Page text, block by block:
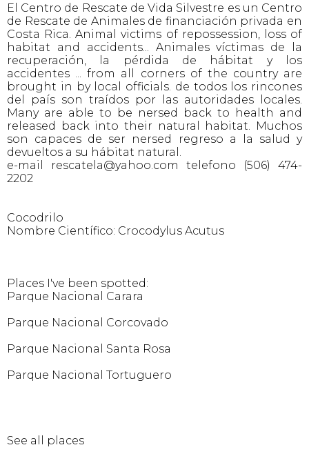
El Centro de Rescate de Vida Silvestre es un Centro
de Rescate de Animales de financiación privada en
Costa Rica. Animal victims of repossession, loss of
habitat and accidents... Animales víctimas de la
recuperación, la pérdida de hábitat y los
accidentes ... from all corners of the country are
brought in by local officials. de todos los rincones
del país son traídos por las autoridades locales.
Many are able to be nersed back to health and
released back into their natural habitat. Muchos
son capaces de ser nersed regreso a la salud y
devueltos a su hábitat natural.
e-mail rescatela@yahoo.com telefono (506) 474-
2202
Cocodrilo
Nombre Científico: Crocodylus Acutus
Places I've been spotted:
Parque Nacional Carara
Parque Nacional Corcovado
Parque Nacional Santa Rosa
Parque Nacional Tortuguero
See all places